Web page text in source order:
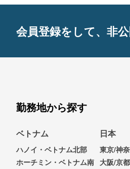
州）、北海道・東北・中四国・
会員登録をして、非
勤務地から探す
ベトナム
ハノイ・ベトナム北部
ホーチミン・ベトナム南
日本
東京/神
大阪/京